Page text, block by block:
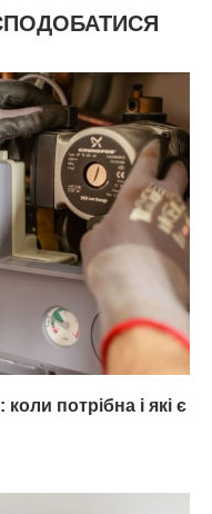
потрібна і які є